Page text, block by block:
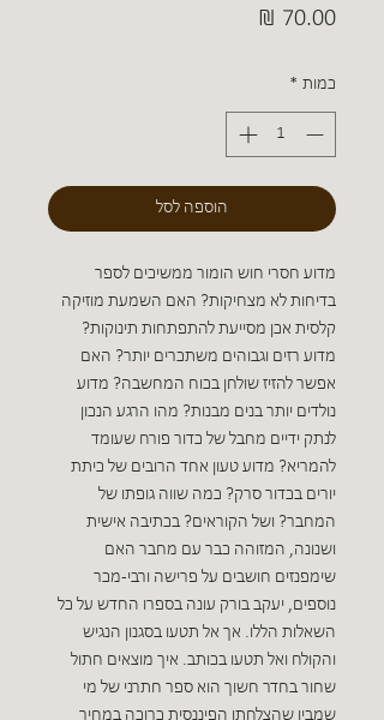
כמות *
הוספה לסל
מדוע חסרי חוש הומור ממשיכים לספר
בדיחות לא מצחיקות? האם השמעת מוזיקה
קלסית אכן מסייעת להתפתחות תינוקות?
מדוע רזים וגבוהים משתכרים יותר? האם
אפשר להזיז שולחן בכוח המחשבה? מדוע
נולדים יותר בנים מבנות? מהו הרגע הנכון
לנתק ידיים מחבל של כדור פורח שעומד
להמריא? מדוע טעון אחד הרובים של כיתת
יורים בכדור סרק? כמה שווה גופתו של
המחבר? ושל הקוראים? בכתיבה אישית
ושנונה, המזוהה כבר עם מחבר האם
שימפנזים חושבים על פרישה ורבי-מכר
נוספים, יעקב בורק עונה בספרו החדש על כל
השאלות הללו. אך אל תטעו בסגנון הנגיש
והקולח ואל תטעו בכותב. איך מוצאים חתול
שחור בחדר חשוך הוא ספר חתרני של מי
שמבין שהצלחתו הפיננסית כרוכה במחיר